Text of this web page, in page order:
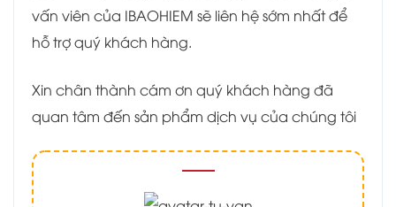
vấn viên của IBAOHIEM sẽ liên hệ sớm nhất để
hỗ trợ quý khách hàng.
Xin chân thành cám ơn quý khách hàng đã
quan tâm đến sản phẩm dịch vụ của chúng tôi